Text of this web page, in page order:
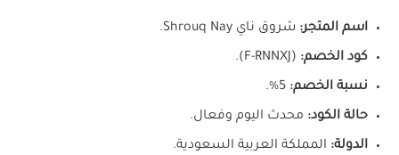
اسم المتجر: شروق ناي Shrouq Nay.
كود الخصم: (F-RNNXJ).
نسبة الخصم:
حالة الكود: محدث اليوم وفعال.
الدولة: المملكة العربية السعودية.